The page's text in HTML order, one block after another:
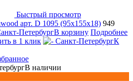
Быстрый просмотр
арт. D 1095 (95x155x18) 949
В корзину Подробнее
в 1 клик
К
В наличии